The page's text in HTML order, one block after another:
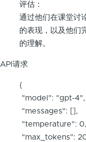
评估：
通过他们在课堂讨
的表现，以及他们
的理解。
API请求
{
"model": "gpt-4",
"messages": [],
"temperature": 0,
"max_tokens":